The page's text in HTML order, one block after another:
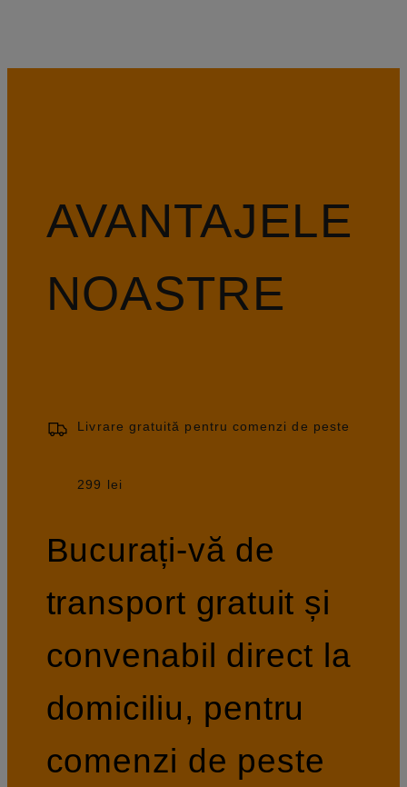
AVANTAJELE
NOASTRE
Livrare gratuită pentru comenzi de peste
299 lei
Bucurați-vă de
transport gratuit și
convenabil direct la
domiciliu, pentru
comenzi de peste